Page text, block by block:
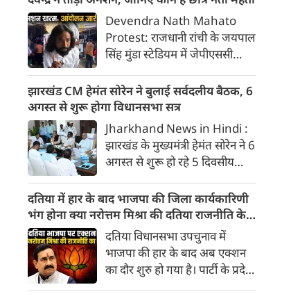
Devendra Nath Mahato
Protest: राजधानी रांची के जयपाल
सिंह मुंडा स्टेडियम में जेपीएससी
परीक्षाओं में कथित गड़बड़ी और
धांधली के खिलाफ पिछले चार दिनों
से आमरण अनशन पर बैठे छात्र नेता
देवेंद्रनाथ महतो ने अपना अनशन
समाप्त कर दिया है।
झारखंड CM हेमंत सोरेन ने बुलाई सर्वदलीय बैठक, 6
अगस्त से शुरू होगा विधानसभा सत्र
Jharkhand News in Hindi :
झारखंड के मुख्‍यमंत्री हेमंत सोरेन ने 6
अगस्त से शुरू हो रहे 5 दिवसीय
बुलाई। बैठक में उन्होंने सभी दलों से
सदन की कार्यवाही को सफल बनाने
की अपील की।
दतिया में हार के बाद भाजपा की जिला कार्यकारिणी
भंग होना क्या नरोत्तम मिश्रा की दतिया राजनीति के
अंत का संकेत?
दतिया विधानसभा उपचुनाव में
भाजपा की हार के बाद अब एक्शन
का दौर शुरु हो गया है। पार्टी के प्रदेश